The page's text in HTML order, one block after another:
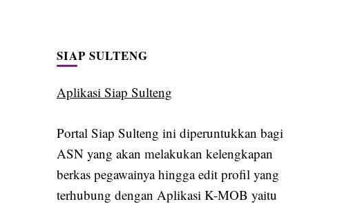
SIAP SULTENG
Aplikasi Siap Sulteng
Portal Siap Sulteng ini diperuntukkan bagi
ASN yang akan melakukan kelengkapan
berkas pegawainya hingga edit profil yang
terhubung dengan Aplikasi K-MOB yaitu